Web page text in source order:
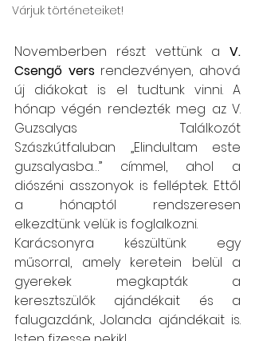
Várjuk történeteiket!
Novemberben részt vettünk a V.
Csengő vers rendezvényen, ahová
új diákokat is el tudtunk vinni. A
hónap végén rendezték meg az V.
Guzsalyas Találkozót
Szászkútfaluban „Elindultam este
guzsalyasba…” címmel, ahol a
diószéni asszonyok is felléptek. Ettől
a hónaptól rendszeresen
elkezdtünk velük is foglalkozni.
Karácsonyra készültünk egy
műsorral, amely keretein belül a
gyerekek megkapták a
keresztszülők ajándékait és a
falugazdánk, Jolanda ajándékait is.